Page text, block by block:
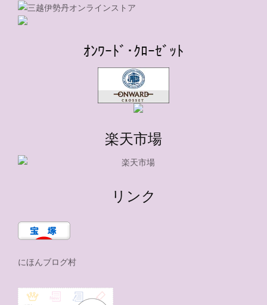
ｵﾝﾜｰﾄﾞ･ｸﾛｰｾﾞｯﾄ
楽天市場
リンク
にほんブログ村